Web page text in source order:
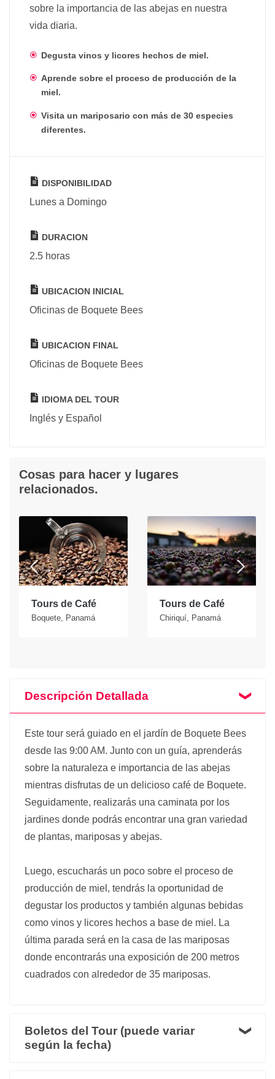
sobre la importancia de las abejas en nuestra
vida diaria.
Degusta vinos y licores hechos de miel.
Aprende sobre el proceso de producción de la
miel.
Visita un mariposario con más de 30 especies
diferentes.
DISPONIBILIDAD
Lunes a Domingo
DURACION
2.5 horas
UBICACION INICIAL
Oficinas de Boquete Bees
UBICACION FINAL
Oficinas de Boquete Bees
IDIOMA DEL TOUR
Inglés y Español
Cosas para hacer y lugares
relacionados.
Tours de Café
Boquete, Panamá
Tours de Café
Chiriquí, Panamá
Descripción Detallada
Este tour será guiado en el jardín de Boquete Bees
desde las 9:00 AM. Junto con un guía, aprenderás
sobre la naturaleza e importancia de las abejas
mientras disfrutas de un delicioso café de Boquete.
Seguidamente, realizarás una caminata por los
jardines donde podrás encontrar una gran variedad
de plantas, mariposas y abejas.
Luego, escucharás un poco sobre el proceso de
producción de miel, tendrás la oportunidad de
degustar los productos y también algunas bebidas
como vinos y licores hechos a base de miel. La
última parada será en la casa de las mariposas
donde encontrarás una exposición de 200 metros
cuadrados con alrededor de 35 mariposas.
Boletos del Tour (puede variar
según la fecha)